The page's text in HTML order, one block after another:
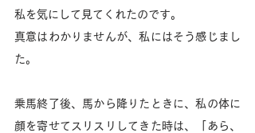
私を気にして見てくれたのです。
真意はわかりませんが、私にはそう感じまし
た。
乗馬終了後、馬から降りたときに、私の体に
顔を寄せてスリスリしてきた時は、「あら、